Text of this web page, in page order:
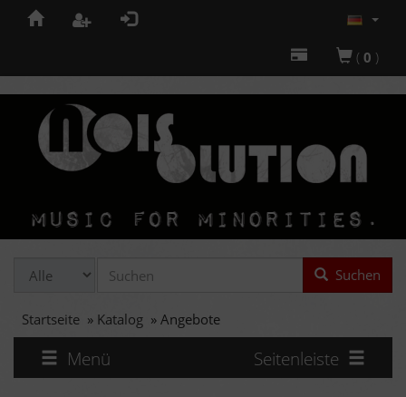
( 0 )
Suchen
Startseite » Katalog » Angebote
Menü Seitenleiste